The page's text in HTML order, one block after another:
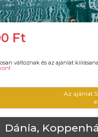
Ft
változnak és az ajánlat
!
Az ajánlat
Dánia,